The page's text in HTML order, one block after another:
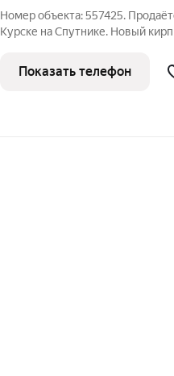
Номер объекта: 557425.
Курске на Спутнике. Новый
Квартира с черновой отделкой,
трубы пластиковые,
Показать телефон